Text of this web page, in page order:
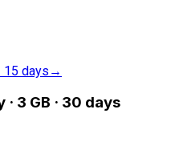
15 days →
· 3 GB · 30 days